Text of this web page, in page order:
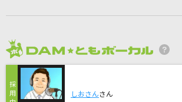
レベッカメドレー
eternal wish～届かぬ君へ～
FANTASTIC BABY
しおさんさん